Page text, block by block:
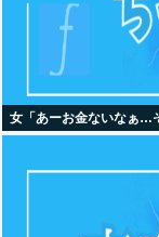
女「あーお金ないなぁ…